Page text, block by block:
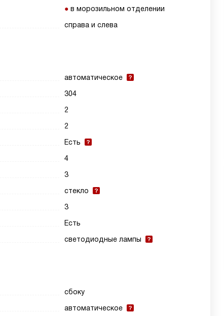
в морозильном отделении
справа и слева
автоматическое
304
2
2
Есть
4
3
стекло
3
Есть
светодиодные лампы
сбоку
автоматическое